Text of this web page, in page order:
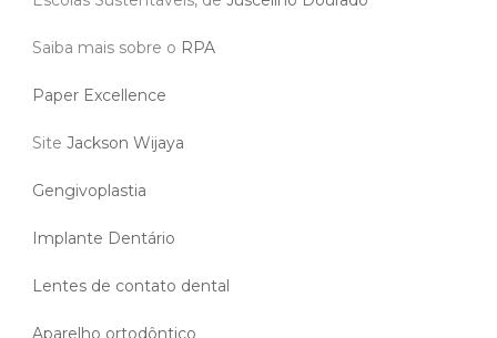
Saiba mais sobre o RPA
Paper Excellence
Site Jackson Wijaya
Gengivoplastia
Implante Dentário
Lentes de contato dental
Aparelho ortodôntico